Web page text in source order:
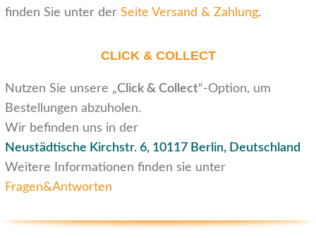
finden Sie unter der Seite Versand & Zahlung.
CLICK & COLLECT
Nutzen Sie unsere „Click & Collect“-Option, um
Bestellungen abzuholen.
Wir befinden uns in der
Neustädtische Kirchstr. 6, 10117 Berlin, Deutschland
Weitere Informationen finden sie unter
Fragen&Antworten